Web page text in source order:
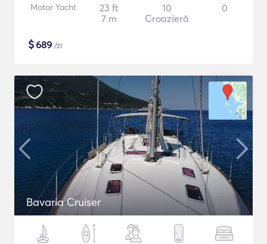
Motor Yacht
23 ft
7 m
10
Croazieră
0
$689 /zi
Bavaria Cruiser